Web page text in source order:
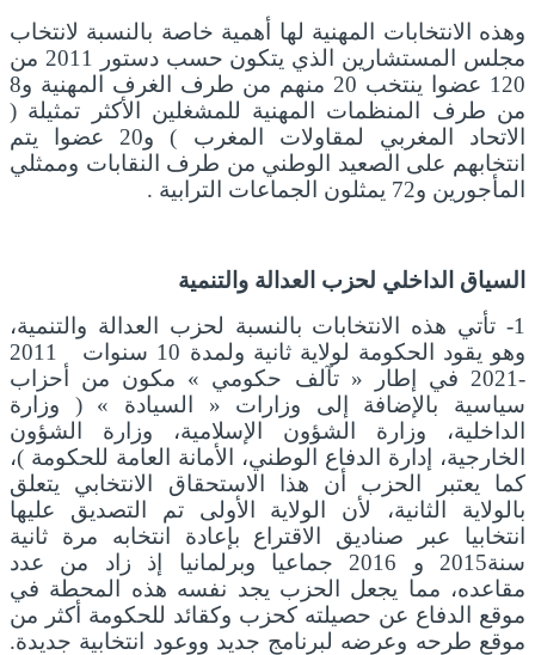
وهذه الانتخابات المهنية لها أهمية خاصة بالنسبة لانتخاب
مجلس المستشارين الذي يتكون حسب دستور 2011 من
120 عضوا ينتخب 20 منهم من طرف الغرف المهنية و8
من طرف المنظمات المهنية للمشغلين الأكثر تمثيلة (
الاتحاد المغربي لمقاولات المغرب ) و20 عضوا يتم
انتخابهم على الصعيد الوطني من طرف النقابات وممثلي
المأجورين و72 يمثلون الجماعات الترابية .
السياق الداخلي لحزب العدالة والتنمية
1- تأتي هذه الانتخابات بالنسبة لحزب العدالة والتنمية،
وهو يقود الحكومة لولاية ثانية ولمدة 10 سنوات 2011
-2021 في إطار « تآلف حكومي » مكون من أحزاب
سياسية بالإضافة إلى وزارات « السيادة » ( وزارة
الداخلية، وزارة الشؤون الإسلامية، وزارة الشؤون
الخارجية، إدارة الدفاع الوطني، الأمانة العامة للحكومة )،
كما يعتبر الحزب أن هذا الاستحقاق الانتخابي يتعلق
بالولاية الثانية، لأن الولاية الأولى تم التصديق عليها
انتخابيا عبر صناديق الاقتراع بإعادة انتخابه مرة ثانية
سنة2015 و 2016 جماعيا وبرلمانيا إذ زاد من عدد
مقاعده، مما يجعل الحزب يجد نفسه هذه المحطة في
موقع الدفاع عن حصيلته كحزب وكقائد للحكومة أكثر من
موقع طرحه وعرضه لبرنامج جديد ووعود انتخابية جديدة.